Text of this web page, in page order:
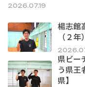
2026.07.19
楊志館
（２
県ビー
う県
県】